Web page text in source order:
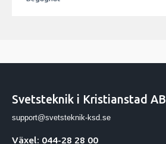
Svetsteknik i Kristianstad AB
support@svetsteknik-ksd.se
Växel: 044-28 28 00